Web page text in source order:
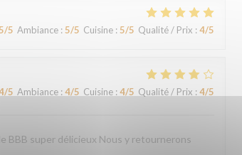
/5 Ambiance: 5/5 Cuisine: 5/5 Qualité / Prix : 4/5
/5 Ambiance: 4/5 Cuisine: 4/5 Qualité / Prix : 4/5
BBB super délicieux Nous y retournerons